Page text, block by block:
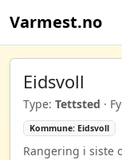
Varmest.no
Eidsvoll
Type: Tettsted ·
Kommune: Eidsvoll
Rangering i siste